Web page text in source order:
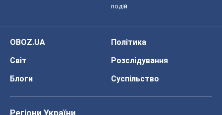
подій
OBOZ.UA
Політика
Світ
Розслідування
Блоги
Суспільство
Регіони України